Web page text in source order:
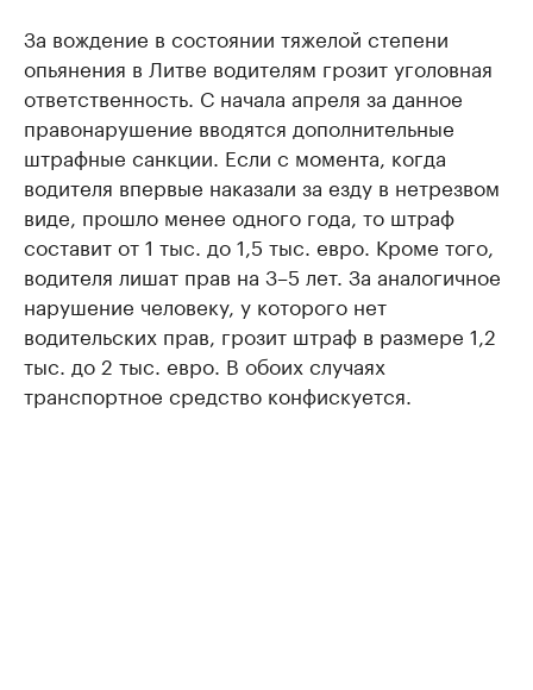
За вождение в состоянии тяжелой степени
опьянения в Литве водителям грозит уголовная
ответственность. С начала апреля за данное
правонарушение вводятся дополнительные
штрафные санкции. Если с момента, когда
водителя впервые наказали за езду в нетрезвом
виде, прошло менее одного года, то штраф
составит от 1 тыс. до 1,5 тыс. евро. Кроме того,
водителя лишат прав на 3–5 лет. За аналогичное
нарушение человеку, у которого нет
водительских прав, грозит штраф в размере 1,2
тыс. до 2 тыс. евро. В обоих случаях
транспортное средство конфискуется.